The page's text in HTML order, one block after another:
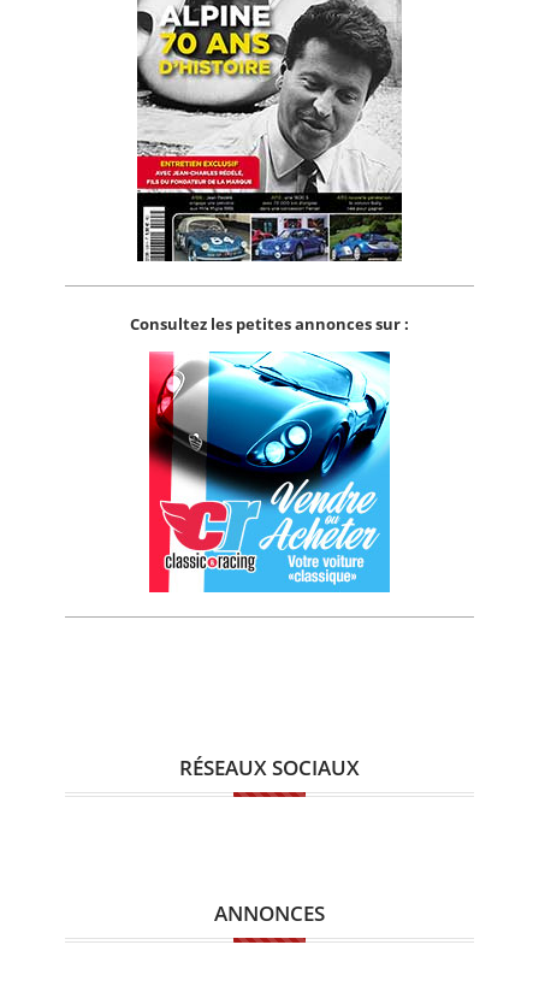
Consultez les petites annonces sur :
RÉSEAUX SOCIAUX
ANNONCES